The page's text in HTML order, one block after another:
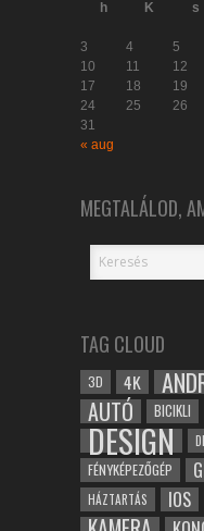
h
K s
3
4 5
10
11 12
17
18 19
24
25 26
31
« aug
MEGTALÁLOD,
TAG CLOUD
3D 4K
AUTÓ BICIKLI
DESIGN
FÉNYKÉPEZŐGÉP
HÁZTARTÁS IOS